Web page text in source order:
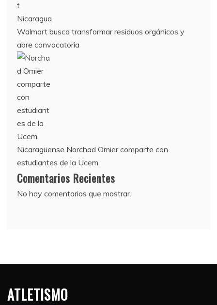
Walmart busca transformar residuos orgánicos y
abre convocatoria
Nicaragüense Norchad Omier comparte con
estudiantes de la Ucem
Comentarios Recientes
No hay comentarios que mostrar.
ATLETISMO